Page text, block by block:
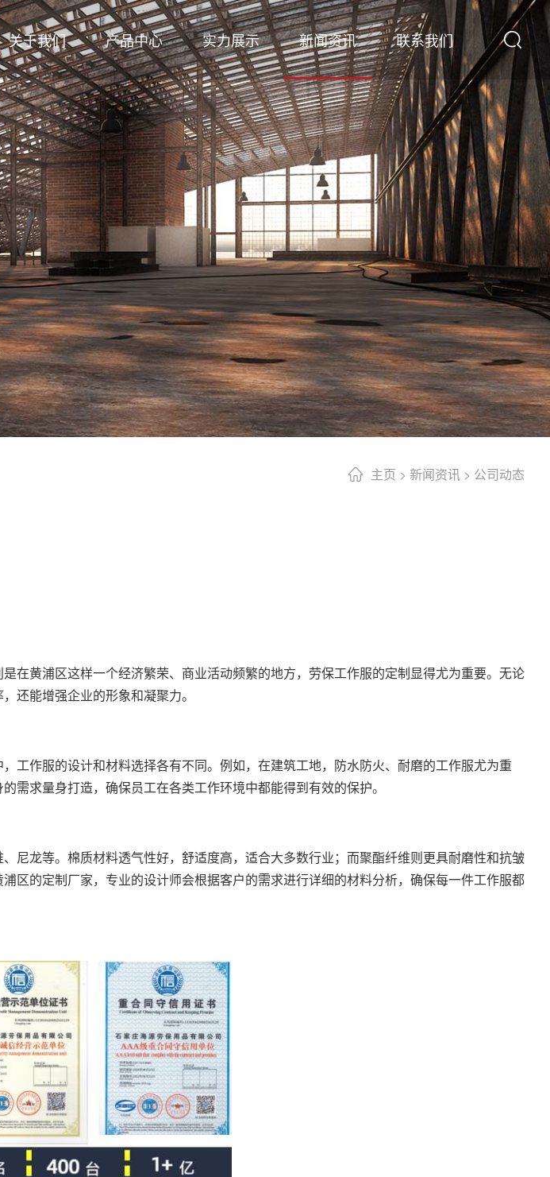
关于我们 产品中心 实力展示 新闻资讯 联系我们
主页 > 新闻资讯 > 公司动态
在黄浦区这样一个经济繁荣、商业活动频繁的地方，劳保工作服的定制显得尤为重要。无论
还能增强企业的形象和凝聚力。
工作服的设计和材料选择各有不同。例如，在建筑工地，防水防火、耐磨的工作服尤为重
需求量身打造，确保员工在各类工作环境中都能得到有效的保护。
尼龙等。棉质材料透气性好，舒适度高，适合大多数行业；而聚酯纤维则更具耐磨性和抗皱
区的定制厂家，专业的设计师会根据客户的需求进行详细的材料分析，确保每一件工作服都